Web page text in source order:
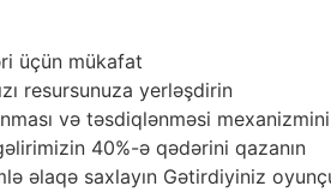
üçün mükafat
resursunuza yerləşdirin
və təsdiqlənməsi
40%-ə qədərini qazanın
əlaqə saxlayın Gətirdiyiniz